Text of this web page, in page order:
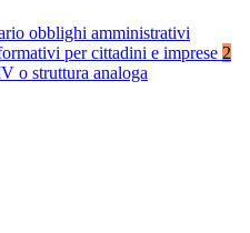
obblighi amministrativi
per cittadini e imprese 2
o struttura analoga